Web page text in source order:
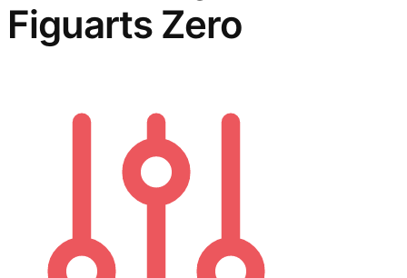
Figuarts Zero